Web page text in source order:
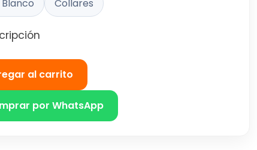
Collares
al carrito
por WhatsApp